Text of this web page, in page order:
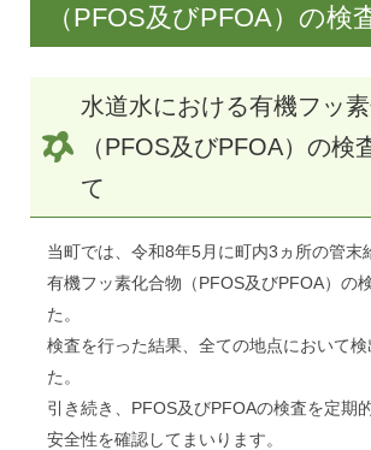
（PFOS及びPFOA）の検
水道水における有機フッ
（PFOS及びPFOA）の検
て
当町では、令和8年5月に町内3ヵ所の管末
有機フッ素化合物（PFOS及びPFOA）の
た。
検査を行った結果、全ての地点において
た。
引き続き、PFOS及びPFOAの検査を定期
安全性を確認してまいります。